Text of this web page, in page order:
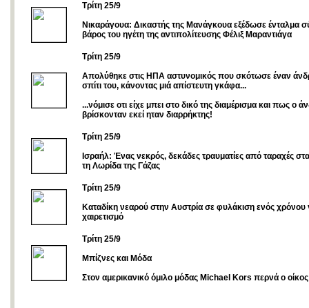
Τρίτη 25/9
Νικαράγουα: Δικαστής της Μανάγκουα εξέδωσε ένταλμα
βάρος του ηγέτη της αντιπολίτευσης Φέλιξ Μαραντιάγα
Tρίτη 25/9
Απολύθηκε στις ΗΠΑ αστυνομικός που σκότωσε έναν
σπίτι του, κάνοντας μιά απίστευτη γκάφα...
...νόμισε οτι είχε μπει στο δικό της διαμέρισμα και πως ο
βρίσκονταν εκεί ηταν διαρρήκτης!
Τρίτη 25/9
Ισραήλ: Ένας νεκρός, δεκάδες τραυματίες από ταραχές
τη Λωρίδα της Γάζας
Τρίτη 25/9
Καταδίκη νεαρού στην Αυστρία σε φυλάκιση ενός χρόνου
χαιρετισμό
Tρίτη 25/9
Μπίζνες και Μόδα
Στον αμερικανικό όμιλο μόδας Michael Kors περνά ο